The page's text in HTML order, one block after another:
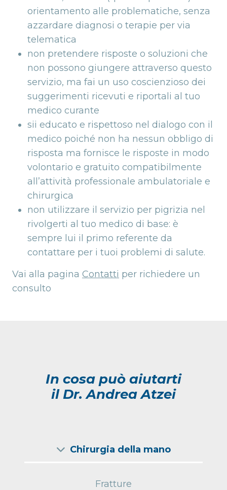
orientamento alle problematiche, senza
azzardare diagnosi o terapie per via
telematica
non pretendere risposte o soluzioni che
non possono giungere attraverso questo
servizio, ma fai un uso coscienzioso dei
suggerimenti ricevuti e riportali al tuo
medico curante
sii educato e rispettoso nel dialogo con il
medico poiché non ha nessun obbligo di
risposta ma fornisce le risposte in modo
volontario e gratuito compatibilmente
all’attività professionale ambulatoriale e
chirurgica
non utilizzare il servizio per pigrizia nel
rivolgerti al tuo medico di base: è
sempre lui il primo referente da
contattare per i tuoi problemi di salute.
Vai alla pagina Contatti per richiedere un
consulto
In cosa può aiutarti
il Dr. Andrea Atzei
Chirurgia della mano
Fratture